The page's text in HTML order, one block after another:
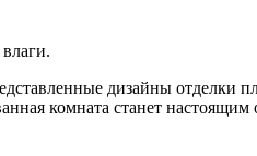
дизайны отделки
комната станет настоящим